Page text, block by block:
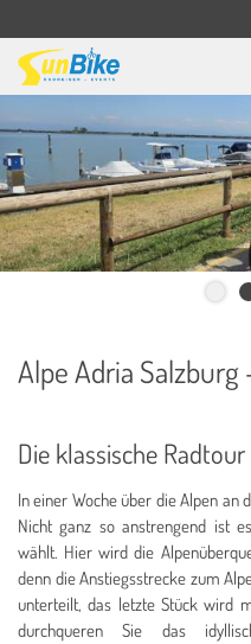
Sunbike Radreisen
Reiseberichte
Informationen
Bike Verleih
Kontakt
Alpe Adria Salzburg
Die klassische
In einer Woche über die Alpen an
Nicht ganz so anstrengend ist
wählt. Hier wird die
denn die Anstiegsstrecke zum
unterteilt, das letzte Stück wird
durchqueren Sie das